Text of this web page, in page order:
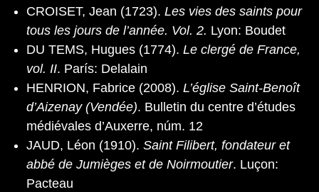
CROISET, Jean (1723). Les vies des saints pour
tous les jours de l’année. Vol. 2. Lyon: Boudet
DU TEMS, Hugues (1774). Le clergé de France,
vol. II. París: Delalain
HENRION, Fabrice (2008). L’église Saint-Benoît
d’Aizenay (Vendée). Bulletin du centre d’études
médiévales d’Auxerre, núm. 12
JAUD, Léon (1910). Saint Filibert, fondateur et
abbé de Jumièges et de Noirmoutier. Luçon:
Pacteau